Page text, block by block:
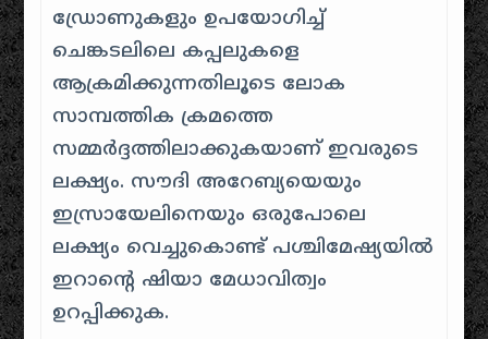
ഡ്രോണുകളും ഉപയോഗിച്ച്
ചെങ്കടലിലെ കപ്പലുകളെ
ആക്രമിക്കുന്നതിലൂടെ ലോക
സാമ്പത്തിക ക്രമത്തെ
സമ്മർദ്ദത്തിലാക്കുകയാണ് ഇവരുടെ
ലക്ഷ്യം. സൗദി അറേബ്യയെയും
ഇസ്രായേലിനെയും ഒരുപോലെ
ലക്ഷ്യം വെച്ചുകൊണ്ട് പശ്ചിമേഷ്യയിൽ
ഇറാന്റെ ഷിയാ മേധാവിത്വം
ഉറപ്പിക്കുക.